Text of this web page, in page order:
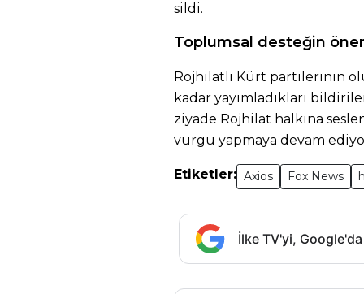
sildi.
Toplumsal desteğin
Rojhilatlı Kürt partilerinin
kadar yayımladıkları
ziyade Rojhilat halkına
vurgu yapmaya devam
Etiketler: Axios Fox News
İlke TV'yi,